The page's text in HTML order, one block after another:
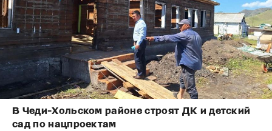
В Чеди-Хольском районе строят ДК и детский
сад по нацпроектам